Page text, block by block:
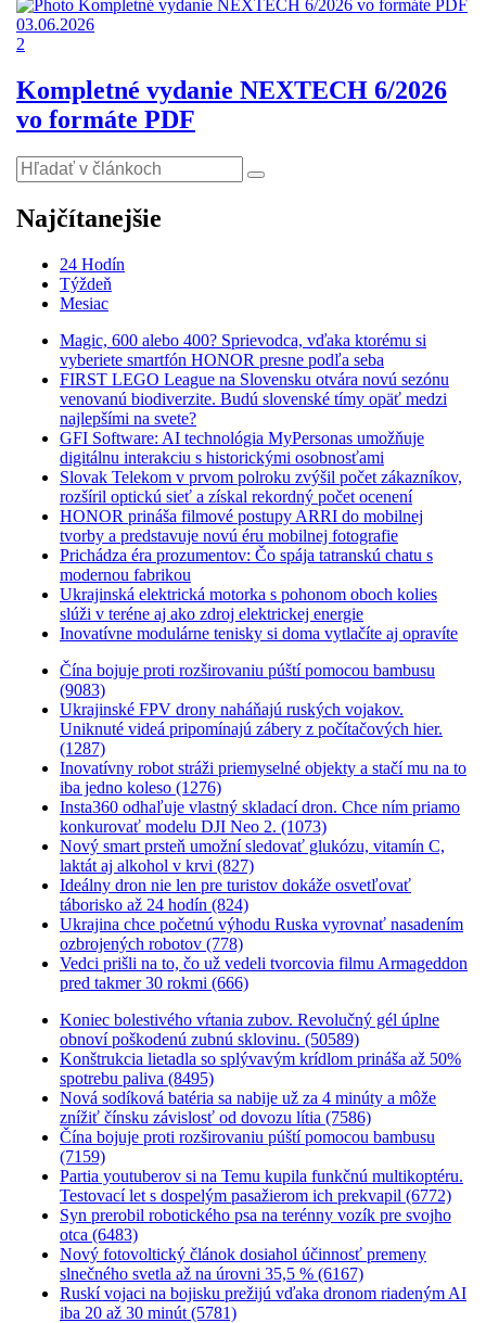
03.06.2026
2
Kompletné vydanie NEXTECH 6/2026
vo formáte PDF
Najčítanejšie
24 Hodín
Týždeň
Mesiac
Magic, 600 alebo 400? Sprievodca, vďaka ktorému si
vyberiete smartfón HONOR presne podľa seba
FIRST LEGO League na Slovensku otvára novú sezónu
venovanú biodiverzite. Budú slovenské tímy opäť medzi
najlepšími na svete?
GFI Software: AI technológia MyPersonas umožňuje
digitálnu interakciu s historickými osobnosťami
Slovak Telekom v prvom polroku zvýšil počet zákazníkov,
rozšíril optickú sieť a získal rekordný počet ocenení
HONOR prináša filmové postupy ARRI do mobilnej
tvorby a predstavuje novú éru mobilnej fotografie
Prichádza éra prozumentov: Čo spája tatranskú chatu s
modernou fabrikou
Ukrajinská elektrická motorka s pohonom oboch kolies
slúži v teréne aj ako zdroj elektrickej energie
Inovatívne modulárne tenisky si doma vytlačíte aj opravíte
Čína bojuje proti rozširovaniu púští pomocou bambusu
(9083)
Ukrajinské FPV drony naháňajú ruských vojakov.
Uniknuté videá pripomínajú zábery z počítačových hier.
(1287)
Inovatívny robot stráži priemyselné objekty a stačí mu na to
iba jedno koleso (1276)
Insta360 odhaľuje vlastný skladací dron. Chce ním priamo
konkurovať modelu DJI Neo 2. (1073)
Nový smart prsteň umožní sledovať glukózu, vitamín C,
laktát aj alkohol v krvi (827)
Ideálny dron nie len pre turistov dokáže osvetľovať
táborisko až 24 hodín (824)
Ukrajina chce početnú výhodu Ruska vyrovnať nasadením
ozbrojených robotov (778)
Vedci prišli na to, čo už vedeli tvorcovia filmu Armageddon
pred takmer 30 rokmi (666)
Koniec bolestivého vŕtania zubov. Revolučný gél úplne
obnoví poškodenú zubnú sklovinu. (50589)
Konštrukcia lietadla so splývavým krídlom prináša až 50%
spotrebu paliva (8495)
Nová sodíková batéria sa nabije už za 4 minúty a môže
znížiť čínsku závislosť od dovozu lítia (7586)
Čína bojuje proti rozširovaniu púští pomocou bambusu
(7159)
Partia youtuberov si na Temu kupila funkčnú multikoptéru.
Testovací let s dospelým pasažierom ich prekvapil (6772)
Syn prerobil robotického psa na terénny vozík pre svojho
otca (6483)
Nový fotovoltický článok dosiahol účinnosť premeny
slnečného svetla až na úrovni 35,5 % (6167)
Ruskí vojaci na bojisku prežijú vďaka dronom riadeným AI
iba 20 až 30 minút (5781)